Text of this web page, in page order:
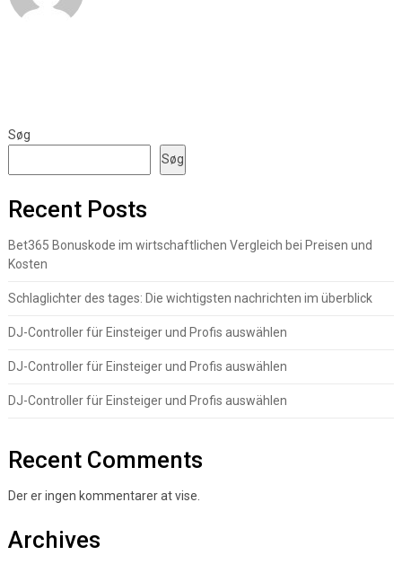
Søg
Søg
Recent Posts
Bet365 Bonuskode im wirtschaftlichen Vergleich bei Preisen und
Kosten
Schlaglichter des tages: Die wichtigsten nachrichten im überblick
DJ-Controller für Einsteiger und Profis auswählen
DJ-Controller für Einsteiger und Profis auswählen
DJ-Controller für Einsteiger und Profis auswählen
Recent Comments
Der er ingen kommentarer at vise.
Archives